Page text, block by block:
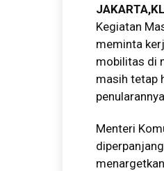
JAKARTA
Kegiatan
meminta
mobilitas di
masih tetap
Menteri